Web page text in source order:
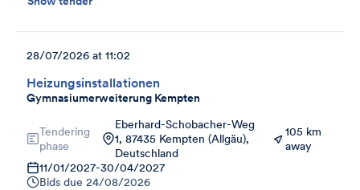
Heizungsinstallationen
Gymnasiumerweiterung Kempten
28/07/2026 at 11:02
Tendering
phase
Eberhard-Schobacher-Weg
1, 87435 Kempten (Allgäu),
Deutschland
105 km
away
11/01/2027-30/04/2027
Bids due 24/08/2026